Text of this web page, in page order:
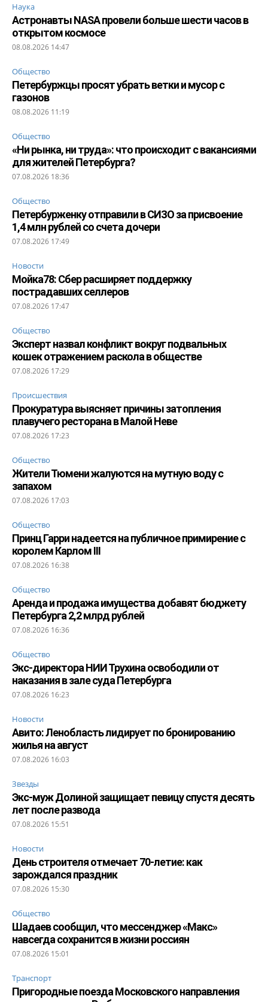
Наука
Астронавты NASA провели больше шести часов в
открытом космосе
08.08.2026 14:47
Общество
Петербуржцы просят убрать ветки и мусор с
газонов
08.08.2026 11:19
Общество
«Ни рынка, ни труда»: что происходит с вакансиями
для жителей Петербурга?
07.08.2026 18:36
Общество
Петербурженку отправили в СИЗО за присвоение
1,4 млн рублей со счета дочери
07.08.2026 17:49
Новости
Мойка78: Сбер расширяет поддержку
пострадавших селлеров
07.08.2026 17:47
Общество
Эксперт назвал конфликт вокруг подвальных
кошек отражением раскола в обществе
07.08.2026 17:29
Происшествия
Прокуратура выясняет причины затопления
плавучего ресторана в Малой Неве
07.08.2026 17:23
Общество
Жители Тюмени жалуются на мутную воду с
запахом
07.08.2026 17:03
Общество
Принц Гарри надеется на публичное примирение с
королем Карлом III
07.08.2026 16:38
Общество
Аренда и продажа имущества добавят бюджету
Петербурга 2,2 млрд рублей
07.08.2026 16:36
Общество
Экс-директора НИИ Трухина освободили от
наказания в зале суда Петербурга
07.08.2026 16:23
Новости
Авито: Ленобласть лидирует по бронированию
жилья на август
07.08.2026 16:03
Звезды
Экс-муж Долиной защищает певицу спустя десять
лет после развода
07.08.2026 15:51
Новости
День строителя отмечает 70-летие: как
зарождался праздник
07.08.2026 15:30
Общество
Шадаев сообщил, что мессенджер «Макс»
навсегда сохранится в жизни россиян
07.08.2026 15:01
Транспорт
Пригородные поезда Московского направления